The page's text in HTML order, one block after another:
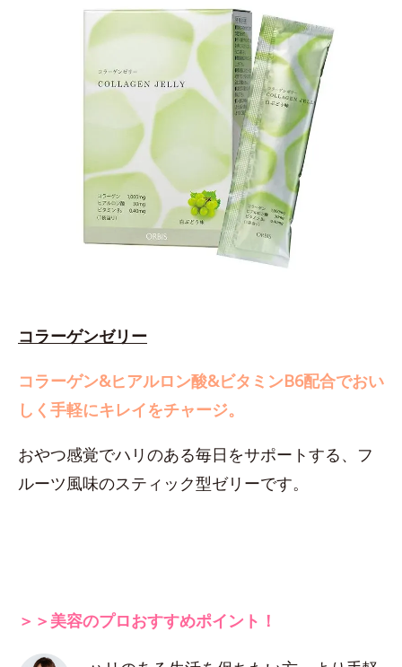
コラーゲンゼリー
コラーゲン&ヒアルロン酸&ビタミンB6配合でおい
しく手軽にキレイをチャージ。
おやつ感覚でハリのある毎日をサポートする、フ
ルーツ風味のスティック型ゼリーです。
＞＞美容のプロおすすめポイント！